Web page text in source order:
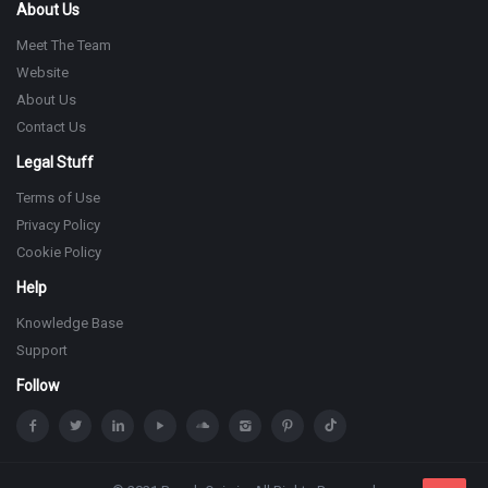
About Us
Meet The Team
Website
About Us
Contact Us
Legal Stuff
Terms of Use
Privacy Policy
Cookie Policy
Help
Knowledge Base
Support
Follow